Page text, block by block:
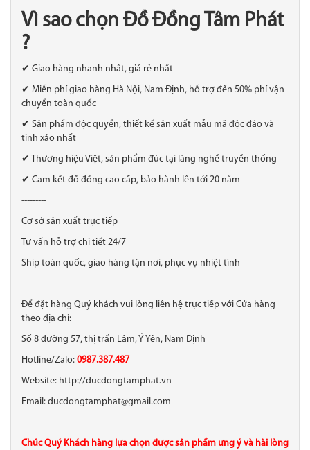
Vì sao chọn Đồ Đồng Tâm Phát
?
✔ Giao hàng nhanh nhất, giá rẻ nhất
✔ Miễn phí giao hàng Hà Nội, Nam Định, hỗ trợ đến 50% phí vận
chuyển toàn quốc
✔ Sản phẩm độc quyền, thiết kế sản xuất mẫu mã độc đáo và
tinh xảo nhất
✔ Thương hiệu Việt, sản phẩm đúc tại làng nghề truyền thống
✔ Cam kết đồ đồng cao cấp, bảo hành lên tới 20 năm
---------
Cơ sở sản xuất trực tiếp
Tư vấn hỗ trợ chi tiết 24/7
Ship toàn quốc, giao hàng tận nơi, phục vụ nhiệt tình
-----------
Để đặt hàng Quý khách vui lòng liên hệ trực tiếp với Cửa hàng
theo địa chỉ:
Số 8 đường 57, thị trấn Lâm, Ý Yên, Nam Định
Hotline/Zalo: 0987.387.487
Website: http://ducdongtamphat.vn
Email: ducdongtamphat@gmail.com
Chúc Quý Khách hàng lựa chọn được sản phẩm ưng ý và hài lòng